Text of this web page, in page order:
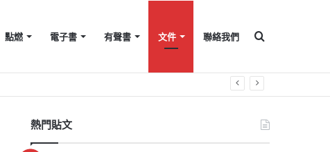
點燃 電子書 有聲書 文件 聯絡我們 搜
熱門貼文